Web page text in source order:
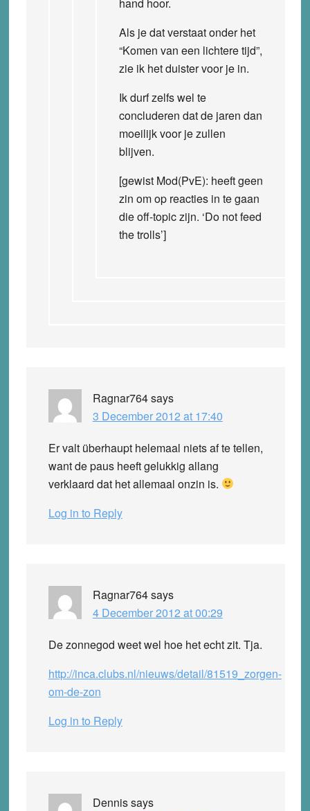
Als je dat verstaat onder het
“Komen van een lichtere tijd”,
zie ik het duister voor je in.
Ik durf zelfs wel te
concluderen dat de jaren dan
moeilijk voor je zullen
blijven.
[gewist Mod(PvE): heeft geen
zin om op reacties in te gaan
die off-topic zijn. ‘Do not feed
the trolls’]
Ragnar764says
3 December 2012 at 17:40
Er valt überhaupt helemaal niets af te tellen,
want de paus heeft gelukkig allang
verklaard dat het allemaal onzin is.
Log in to Reply
Ragnar764says
4 December 2012 at 00:29
De zonnegod weet wel hoe het echt zit. Tja.
http://inca.clubs.nl/nieuws/detail/81519_zorgen-
om-de-zon
Log in to Reply
Dennissays